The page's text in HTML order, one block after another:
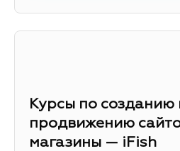
Курсы по созданию
продвижению
магазины — iFish